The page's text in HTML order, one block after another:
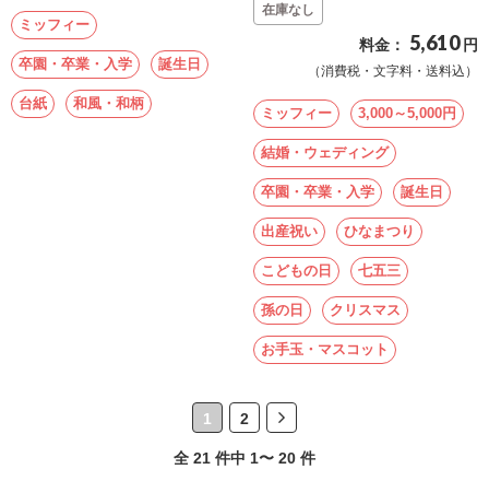
ミッフィー
卒園・卒業・入学 誕生日
台紙 和風・和柄
在庫なし
料金： 5,610 円
（消費税・文字料・送料込）
ミッフィー 3,000～5,000円
結婚・ウェディング
卒園・卒業・入学 誕生日
出産祝い ひなまつり
こどもの日 七五三
孫の日 クリスマス
お手玉・マスコット
1 2
全 21 件中 1〜 20 件